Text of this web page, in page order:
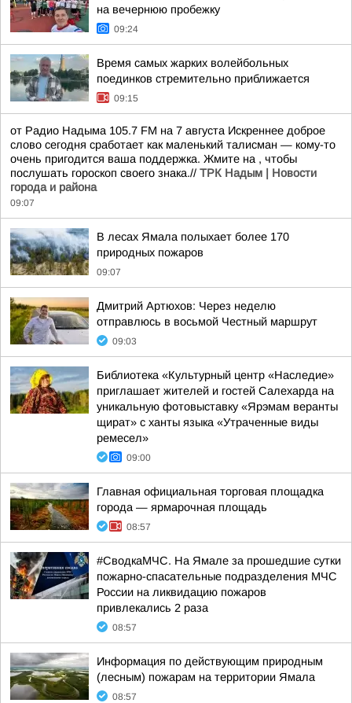
на вечернюю пробежку
09:24
Время самых жарких волейбольных
поединков стремительно приближается
09:15
от Радио Надыма 105.7 FM на 7 августа Искреннее доброе
слово сегодня сработает как маленький талисман — кому-то
очень пригодится ваша поддержка. Жмите на , чтобы
послушать гороскоп своего знака.// ТРК Надым | Новости
города и района
09:07
В лесах Ямала полыхает более 170
природных пожаров
09:07
Дмитрий Артюхов: Через неделю
отправлюсь в восьмой Честный маршрут
09:03
Библиотека «Культурный центр «Наследие»
приглашает жителей и гостей Салехарда на
уникальную фотовыставку «Ярэмам веранты
щират» с ханты языка «Утраченные виды
ремесел»
09:00
Главная официальная торговая площадка
города — ярмарочная площадь
08:57
#СводкаМЧС. На Ямале за прошедшие сутки
пожарно-спасательные подразделения МЧС
России на ликвидацию пожаров
привлекались 2 раза
08:57
Информация по действующим природным
(лесным) пожарам на территории Ямала
08:57